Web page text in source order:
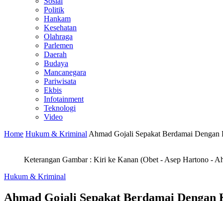
Politik
Hankam
Kesehatan
Olahraga
Parlemen
Daerah
Budaya
Mancanegara
Pariwisata
Ekbis
Infotainment
Teknologi
Video
Home Hukum & Kriminal Ahmad Gojali Sepakat Berdamai
Keterangan Gambar : Kiri ke Kanan (Obet - Asep Hartono -
Hukum & Kriminal
Ahmad Gojali Sepakat Berdamai